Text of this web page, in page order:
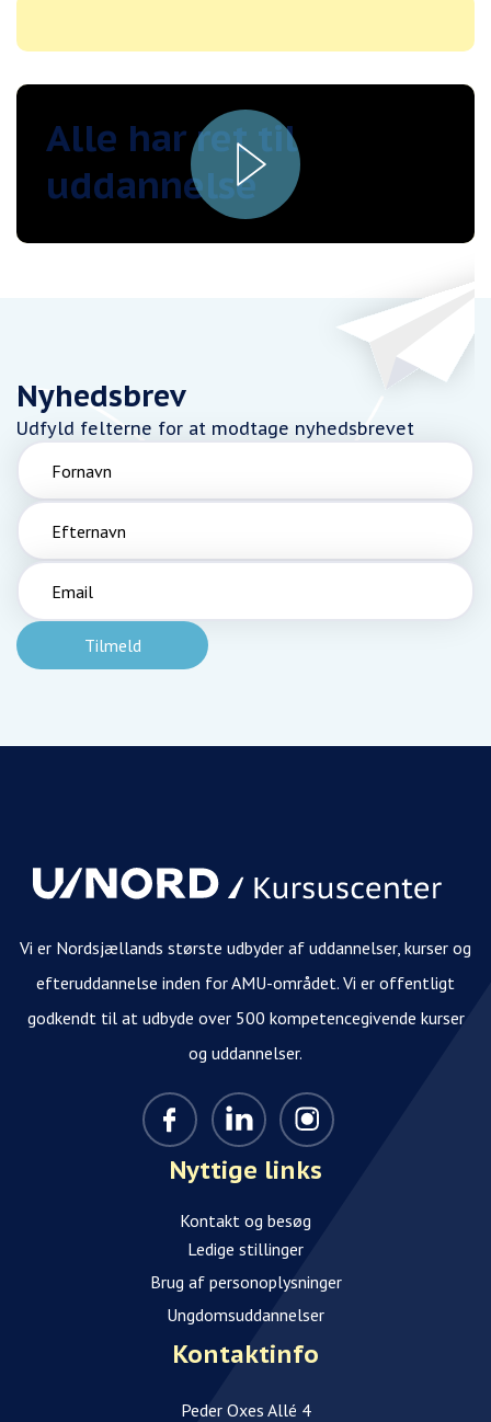
Alle har ret til
uddannelse
Nyhedsbrev
Udfyld felterne for at modtage nyhedsbrevet
Fornavn
Efternavn
Email
Vi er Nordsjællands største udbyder af uddannelser, kurser og
efteruddannelse inden for AMU-området. Vi er offentligt
godkendt til at udbyde over 500 kompetencegivende kurser
og uddannelser.
Nyttige links
Kontakt og besøg
Ledige stillinger
Brug af personoplysninger
Ungdomsuddannelser
Kontaktinfo
Peder Oxes Allé 4